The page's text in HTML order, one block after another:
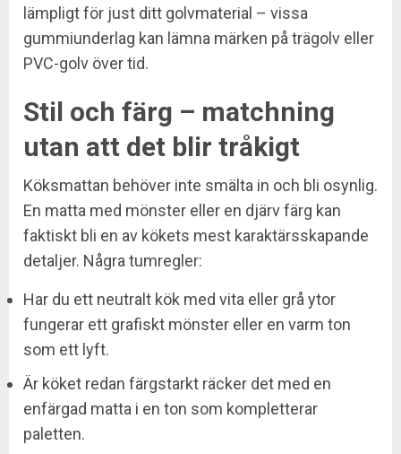
lämpligt för just ditt golvmaterial – vissa
gummiunderlag kan lämna märken på trägolv eller
PVC-golv över tid.
Stil och färg – matchning
utan att det blir tråkigt
Köksmattan behöver inte smälta in och bli osynlig.
En matta med mönster eller en djärv färg kan
faktiskt bli en av kökets mest karaktärsskapande
detaljer. Några tumregler:
Har du ett neutralt kök med vita eller grå ytor
fungerar ett grafiskt mönster eller en varm ton
som ett lyft.
Är köket redan färgstarkt räcker det med en
enfärgad matta i en ton som kompletterar
paletten.